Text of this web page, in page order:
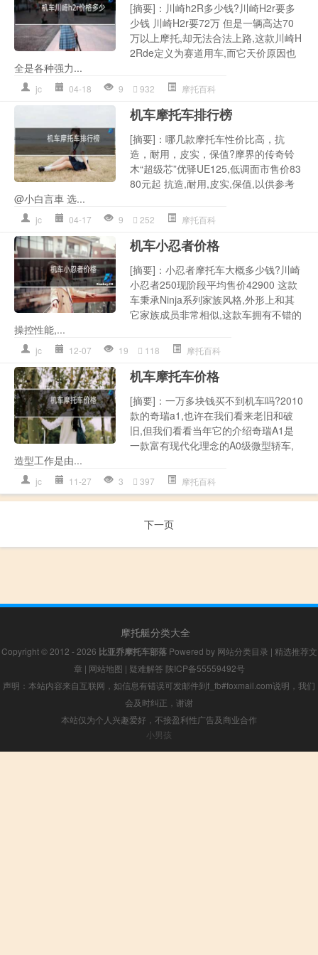
[摘要]：川崎h2R多少钱?川崎H2r要多
少钱 川崎H2r要72万 但是一辆高达70
万以上摩托,却无法合法上路,这款川崎H
2Rde定义为赛道用车,而它天价原因也
全是各种强力...
jc 04-18 9 932 摩托百科
机车摩托车排行榜
[摘要]：哪几款摩托车性价比高，抗
造，耐用，皮实，保值?摩界的传奇铃
木“超级芯”优驿UE125,低调面市售价83
80元起 抗造,耐用,皮实,保值,以供参考
@小白言車 选...
jc 04-17 9 252 摩托百科
机车小忍者价格
[摘要]：小忍者摩托车大概多少钱?川崎
小忍者250现阶段平均售价42900 这款
车秉承Ninja系列家族风格,外形上和其
它家族成员非常相似,这款车拥有不错的
操控性能,...
jc 12-07 19 118 摩托百科
机车摩托车价格
[摘要]：一万多块钱买不到机车吗?2010
款的奇瑞a1,也许在我们看来老旧和破
旧,但我们看看当年它的介绍奇瑞A1是
一款富有现代化理念的A0级微型轿车,
造型工作是由...
jc 11-27 3 397 摩托百科
下一页
摩托艇分类大全
Copyright © 2012 - 2026 比亚乔摩托车部落Powered by 网站分类目录 | 精选推荐文
章 | 网站地图 | 疑难解答 陕ICP备55559492号
声明：本站内容来自互联网，如信息有错误可发邮件到f_fb#foxmail.com说明，我们
会及时纠正，谢谢
本站仅为个人兴趣爱好，不接盈利性广告及商业合作
小男孩